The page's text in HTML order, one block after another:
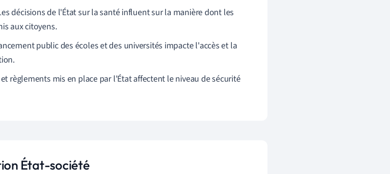
décisions de l'État sur la santé influent sur la manière dont les
aux citoyens.
public des écoles et des universités impacte l'accès et la
règlements mis en place par l'État affectent le niveau de sécurité
État-société